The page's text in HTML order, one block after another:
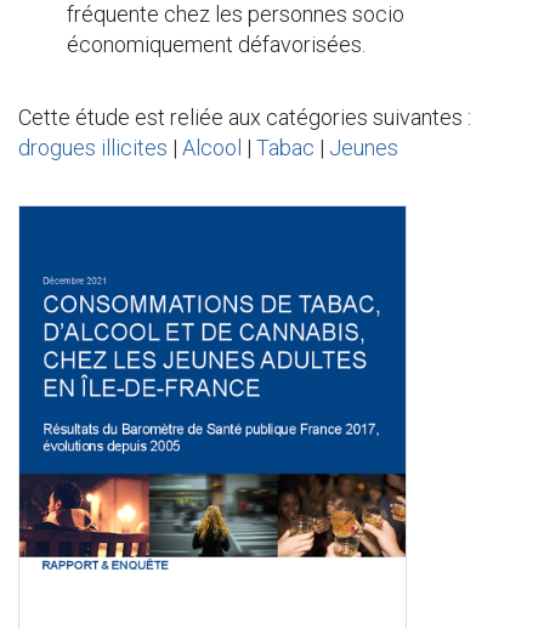
fréquente chez les personnes socio
économiquement défavorisées.
Cette étude est reliée aux catégories suivantes :
drogues illicites | Alcool | Tabac | Jeunes